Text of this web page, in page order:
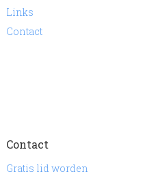
Links
Contact
Contact
Gratis lid worden